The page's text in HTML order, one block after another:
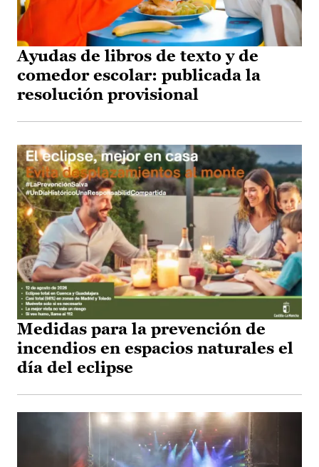
Ayudas de libros de texto y de
comedor escolar: publicada la
resolución provisional
Medidas para la prevención de
incendios en espacios naturales el
día del eclipse